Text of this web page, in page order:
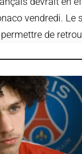
vendredi.
de